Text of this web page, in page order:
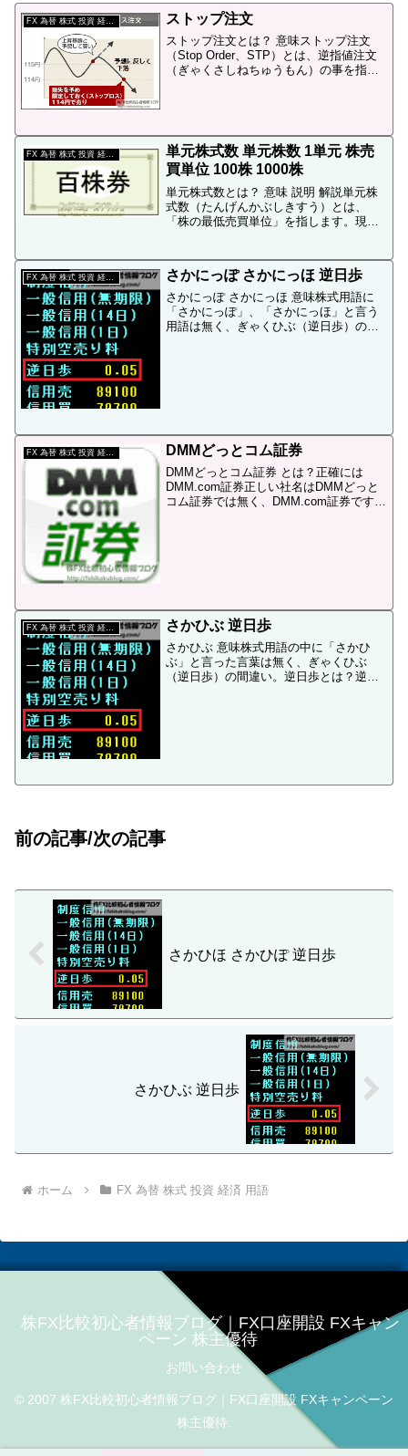
ストップ注文
ストップ注文とは？ 意味ストップ注文
（Stop Order、STP）とは、逆指値注文
（ぎゃくさしねちゅうもん）の事を指し
単元株式数 単元株数 1単元 株売
買単位 100株 1000株
単元株式数とは？ 意味 説明 解説単元株
式数（たんげんかぶしきすう）とは、
「株の最低売買単位」を指します。現
「証券取引所、及び証券会社で売買可能
な最低株数」の事...
FX 為替 株式 投資 経済 用語 さかにっぽ さかにっほ 逆日歩
さかにっぽ さかにっほ 意味株式用語に
「さかにっぽ」、「さかにっほ」と言う
用語は無く、ぎゃくひぶ（逆日歩）の間
FX 為替 株式 投資 経済 用語 DMMどっとコム証券
DMMどっとコム証券 とは？正確には
DMM.com証券正しい社名はDMMどっと
コム証券では無く、DMM.com証券です。
FX 為替 株式 投資 経済 用語 さかひぶ 逆日歩
さかひぶ 意味株式用語の中に「さかひ
ぶ」と言った言葉は無く、ぎゃくひぶ
（逆日歩）の間違い。逆日歩とは？逆日
前の記事/次の記事
さかひほ さかひぽ 逆日歩
さかひぶ 逆日歩
ホーム FX 為替 株式 投資 経済 用語
株FX比較初心者情報ブログ｜FX口座開設 FXキャン
ペーン 株主優待
お問い合わせ
© 2007 株FX比較初心者情報ブログ｜FX口座開設 FXキャンペーン
株主優待.